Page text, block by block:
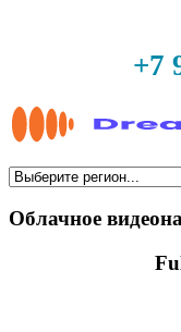
+7
Облачное